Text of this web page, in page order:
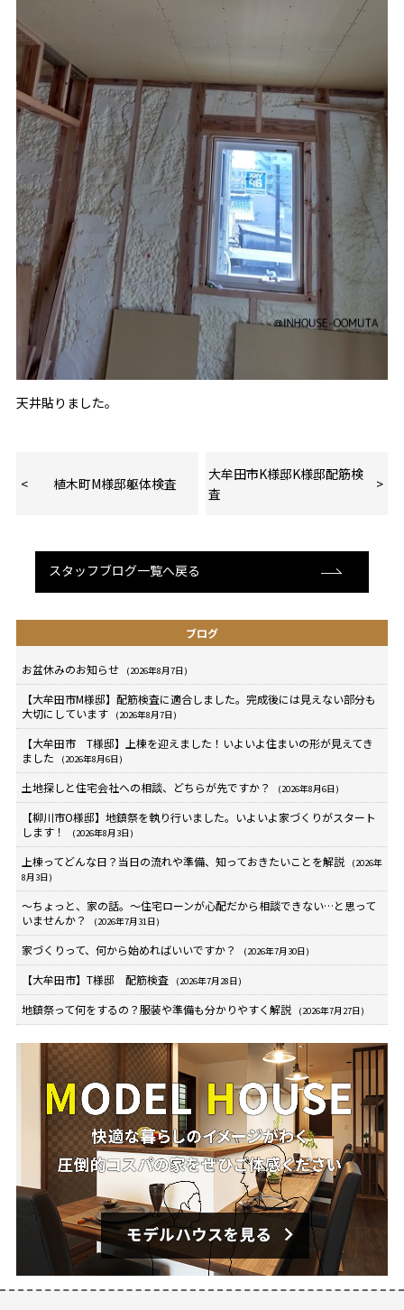
天井貼りました。
植木町M様邸躯体検査
大牟田市K様邸K様邸配筋検
査
スタッフブログ一覧へ戻る
ブログ
お盆休みのお知らせ (2026年8月7日)
【大牟田市M様邸】配筋検査に適合しました。完成後には見えない部分も
大切にしています
(2026年8月7日)
【大牟田市 T様邸】上棟を迎えました！いよいよ住まいの形が見えてき
ました
(2026年8月6日)
土地探しと住宅会社への相談、どちらが先ですか？ (2026年8月6日)
【柳川市O様邸】地鎮祭を執り行いました。いよいよ家づくりがスタート
します！
(2026年8月3日)
上棟ってどんな日？当日の流れや準備、知っておきたいことを解説
(2026年
8月3日)
～ちょっと、家の話。～住宅ローンが心配だから相談できない…と思って
いませんか？
(2026年7月31日)
家づくりって、何から始めればいいですか？ (2026年7月30日)
【大牟田市】T様邸 配筋検査 (2026年7月28日)
地鎮祭って何をするの？服装や準備も分かりやすく解説 (2026年7月27日)